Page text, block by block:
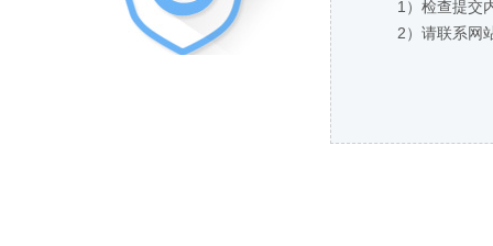
1）检查提交
2）请联系网